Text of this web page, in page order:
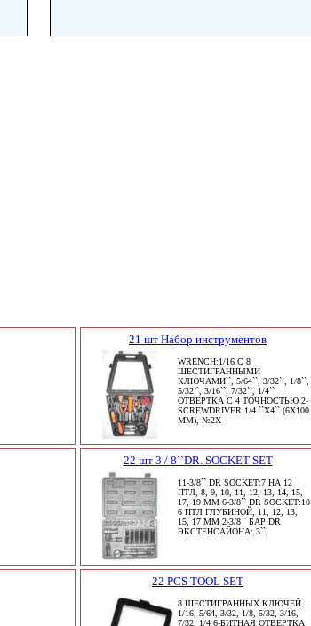
21 шт Набор инструментов
WRENCH:1/16 С 8
ШЕСТИГРАННЫМИ
КЛЮЧАМИ``, 5/64``, 3/32``, 1/8``,
5/32``, 3/16``, 7/32``, 1/4``
ОТВЕРТКА С 4 ТОЧНОСТЬЮ 2-
SCREWDRIVER:1/4 ``X4`` (6X100
ММ), №2X
22 шт 3 / 8``DR. SOCKET SET
11-3/8`` DR SOCKET:7 НА 12
ПТЛ, 8, 9, 10, 11, 12, 13, 14, 15,
17, 19 ММ 6-3/8`` DR SOCKET:10
6 ПТЛ ГЛУБИНОЙ, 11, 12, 13,
15, 17 ММ 2-3/8`` БАР DR
ЭКСТЕНСАЙОНА: 3``,
22 PCS TOOL SET
8 ШЕСТИГРАННЫХ КЛЮЧЕЙ
1/16, 5/64, 3/32, 1/8, 5/32, 3/16,
7/32, 1/4 6-БИТНАЯ ОТВЕРТКА